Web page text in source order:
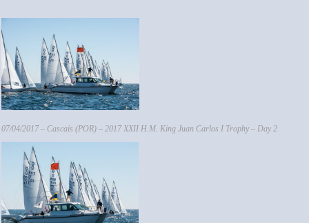
07/04/2017 – Cascais (POR) – 2017 XXII H.M. King Juan Carlos I Trophy – Day 2